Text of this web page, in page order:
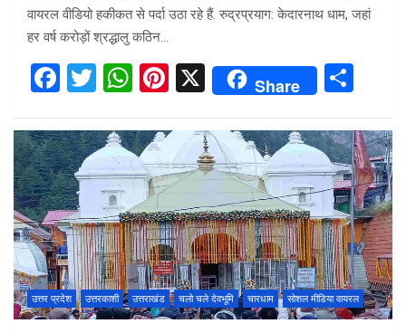
वायरल वीडियो हकीकत से पर्दा उठा रहे हैं. रुद्रप्रयाग: केदारनाथ धाम, जहां
हर वर्ष करोड़ों श्रद्धालु कठिन…
F
ce
b
o
o
k
T
tt
er
W
at
s
A
p
p
Pi
er
es
t
X Share
ar
e
उत्तर प्रदेश उत्तरकाशी उत्तराखंड चलो चले देवभूमि चारधाम सोशल मीडिया वायरल